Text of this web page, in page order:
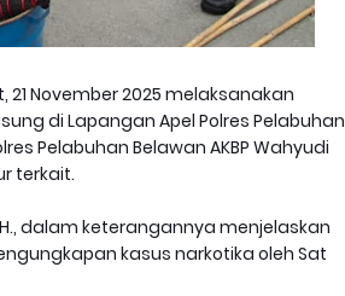
21 November 2025 melaksanakan
di Lapangan Apel Polres Pelabuhan
Pelabuhan Belawan AKBP Wahyudi
terkait.
dalam keterangannya menjelaskan
kasus narkotika oleh Sat